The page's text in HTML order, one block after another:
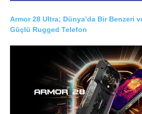
Armor 28 Ultra; Dünya’da Bir Benzeri
Güçlü Rugged Telefon